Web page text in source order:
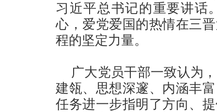
习近平总书记的重要讲话
心，爱党爱国的热情在三
程的坚定力量。
广大党员干部一致认为
建瓴、思想深邃、内涵丰
任务进一步指明了方向、